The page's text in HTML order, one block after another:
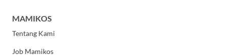
MAMIKOS
Tentang Kami
Job Mamikos